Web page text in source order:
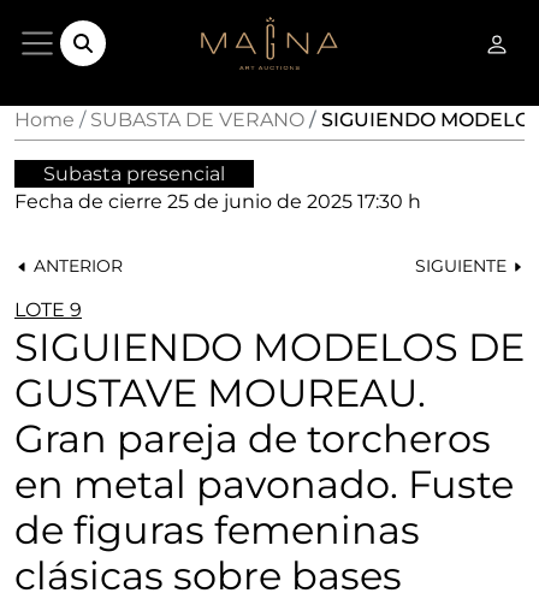
Home SUBASTA DE VERANO SIGUIENDO
Subasta presencial
Fecha de cierre 25 de junio de 2025 17:30 h
ANTERIOR SIGUIENTE
LOTE 9
SIGUIENDO MODELOS DE
GUSTAVE MOUREAU.
Gran pareja de torcheros
en metal pavonado. Fuste
de figuras femeninas
clásicas sobre bases